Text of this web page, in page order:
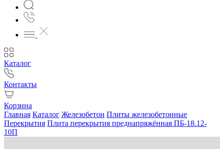
Каталог
Контакты
Корзина
Главная Каталог Железобетон Плиты железобетонные
Перекрытия Плита перекрытия преднапряжённая ПБ-18.12-
10П